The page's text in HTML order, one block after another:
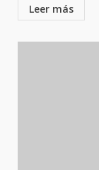
Leer más